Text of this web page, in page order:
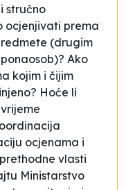
stručno
ocjenjivati prema
(drugim
Ako
kojim i čijim
Hoće li
ocjenama i
vlasti
Ministarstvo